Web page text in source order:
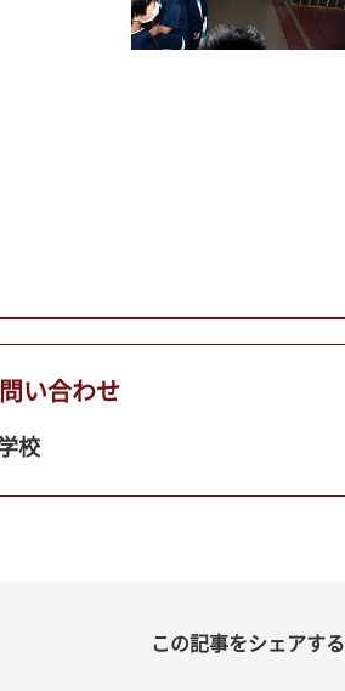
い合わせ
校
この記事をシェアする